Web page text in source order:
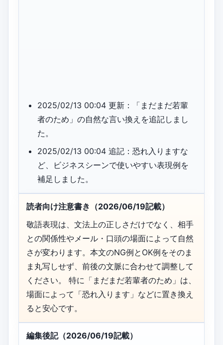
2025/02/13 00:04 更新：「まだまだ若輩
者のため」の自然な言い換えを追記しまし
た。
2025/02/13 00:04 追記：恐れ入りますな
ど、ビジネスシーンで使いやすい表現例を
補足しました。
読者向け注意書き（2026/06/19記載）
敬語表現は、文法上の正しさだけでなく、相手
との関係性やメール・口頭の場面によって自然
さが変わります。本文のNG例とOK例をそのま
ま丸写しせず、前後の文脈に合わせて調整して
ください。 特に「まだまだ若輩者のため」は、
場面によって「恐れ入ります」などに置き換え
ると安心です。
編集後記（2026/06/19記載）